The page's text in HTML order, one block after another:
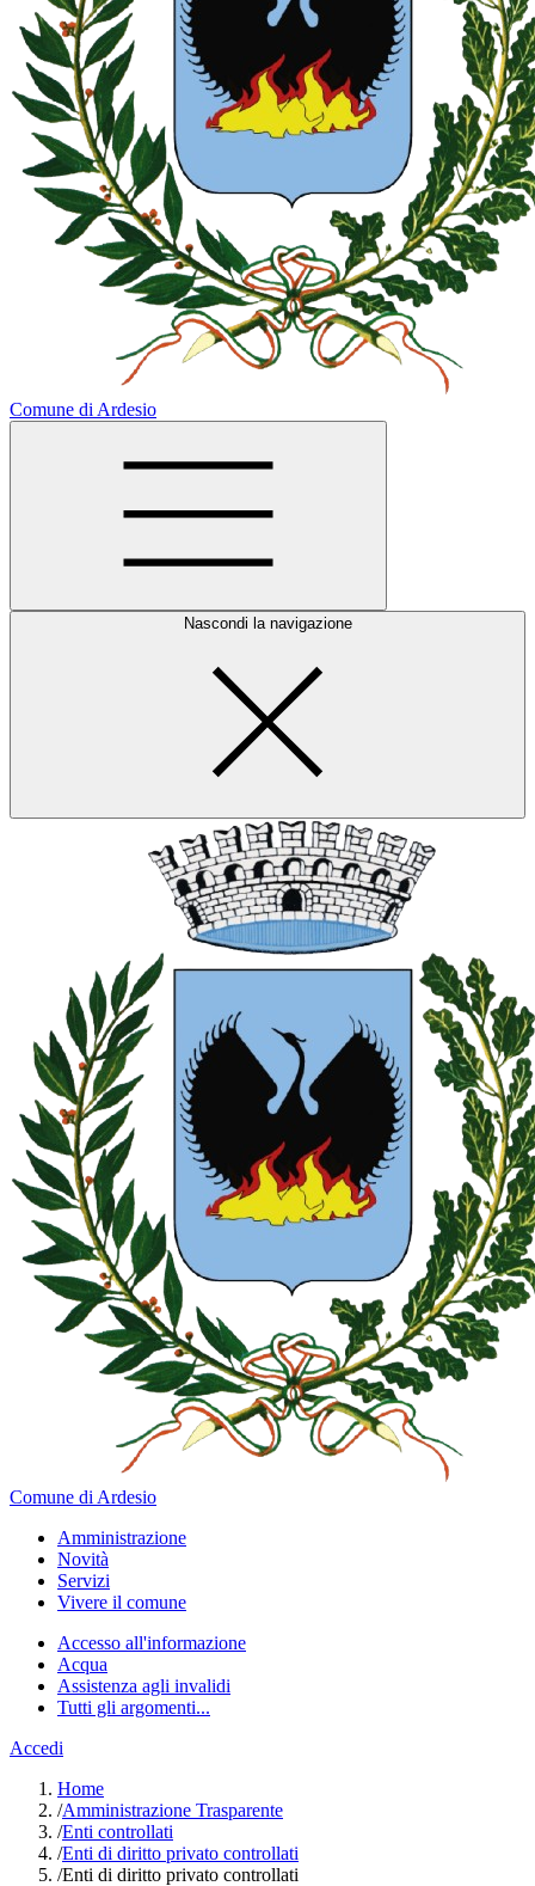
Comune di Ardesio
Nascondi la navigazione
Comune di Ardesio
Amministrazione
Novità
Servizi
Vivere il comune
Accesso all'informazione
Acqua
Assistenza agli invalidi
Tutti gli argomenti...
Accedi
Home
/Amministrazione Trasparente
/Enti controllati
/Enti di diritto privato controllati
/Enti di diritto privato controllati